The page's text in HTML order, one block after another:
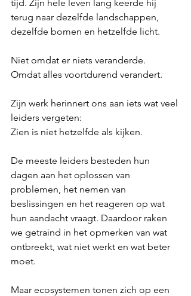
tijd. Zijn hele leven lang keerde hij
terug naar dezelfde landschappen,
dezelfde bomen en hetzelfde licht.
Niet omdat er niets veranderde.
Omdat alles voortdurend verandert.
Zijn werk herinnert ons aan iets wat veel
leiders vergeten:
Zien is niet hetzelfde als kijken.
De meeste leiders besteden hun
dagen aan het oplossen van
problemen, het nemen van
beslissingen en het reageren op wat
hun aandacht vraagt. Daardoor raken
we getraind in het opmerken van wat
ontbreekt, wat niet werkt en wat beter
moet.
Maar ecosystemen tonen zich op een